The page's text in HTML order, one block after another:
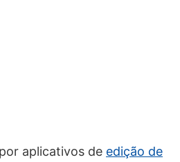
aplicativos de edição de